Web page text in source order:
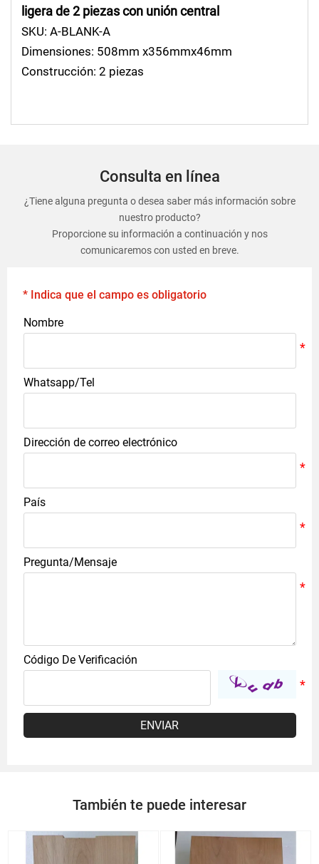
ligera de 2 piezas con unión central
SKU: A-BLANK-A
Dimensiones: 508mm x356mmx46mm
Construcción: 2 piezas
Consulta en línea
¿Tiene alguna pregunta o desea saber más información sobre
nuestro producto?
Proporcione su información a continuación y nos
comunicaremos con usted en breve.
* Indica que el campo es obligatorio
Nombre
Whatsapp/Tel
Dirección de correo electrónico
País
Pregunta/Mensaje
Código De Verificación
ENVIAR
También te puede interesar